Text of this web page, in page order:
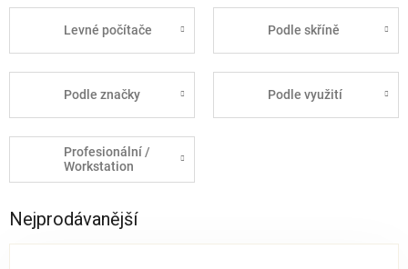
Levné počítače Podle skříně
Podle značky Podle využití
Profesionální /
Workstation
Nejprodávanější